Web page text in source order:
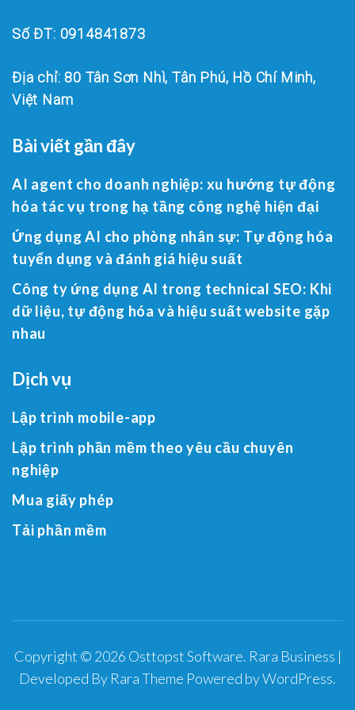
Số ĐT: 0914841873
Địa chỉ: 80 Tân Sơn Nhì, Tân Phú, Hồ Chí Minh,
Việt Nam
Bài viết gần đây
AI agent cho doanh nghiệp: xu hướng tự động
hóa tác vụ trong hạ tầng công nghệ hiện đại
Ứng dụng AI cho phòng nhân sự: Tự động hóa
tuyển dụng và đánh giá hiệu suất
Công ty ứng dụng AI trong technical SEO: Khi
dữ liệu, tự động hóa và hiệu suất website gặp
nhau
Dịch vụ
Lập trình mobile-app
Lập trình phần mềm theo yêu cầu chuyên
nghiệp
Mua giấy phép
Tải phần mềm
Copyright © 2026 Osttopst Software. Rara Business |
Developed By Rara Theme Powered byWordPress.